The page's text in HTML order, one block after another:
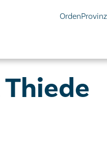
Orden
Thiede